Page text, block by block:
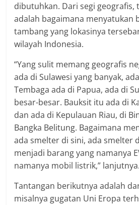
dibutuhkan. Dari segi geografis,
adalah bagaimana menyatukan
tambang yang lokasinya
wilayah Indonesia.
“Yang sulit memang geografis
ada di Sulawesi yang banyak,
Tembaga ada di Papua, ada di
besar-besar. Bauksit itu ada di
dan ada di Kepulauan Riau, di
Bangka Belitung. Bagaimana
ada smelter di sini, ada smelter
menjadi barang yang namanya
namanya mobil listrik,” lanjutnya.
Tantangan berikutnya adalah
misalnya gugatan Uni Eropa